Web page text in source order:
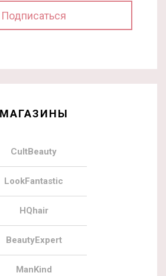
МАГАЗИНЫ
CultBeauty
LookFantastic
HQhair
BeautyExpert
ManKind